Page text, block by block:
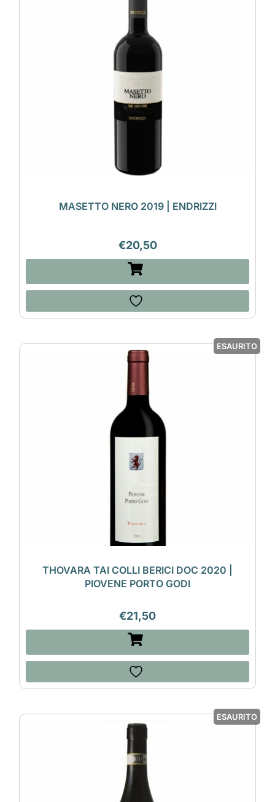
MASETTO NERO 2019 | ENDRIZZI
€20,50
ESAURITO
THOVARA TAI COLLI BERICI DOC 2020 |
PIOVENE PORTO GODI
€21,50
ESAURITO